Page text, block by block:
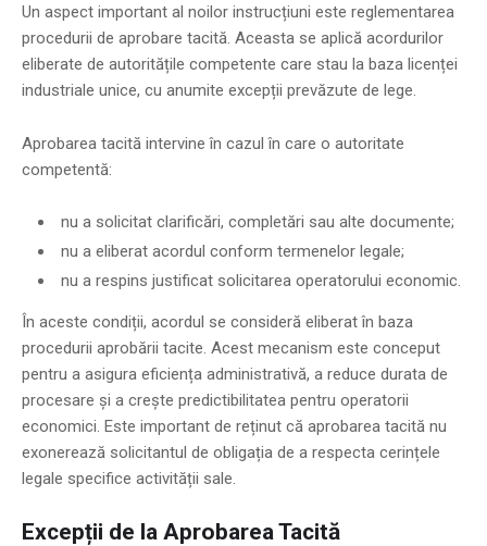
Un aspect important al noilor instrucțiuni este reglementarea
procedurii de aprobare tacită. Aceasta se aplică acordurilor
eliberate de autoritățile competente care stau la baza licenței
industriale unice, cu anumite excepții prevăzute de lege.
Aprobarea tacită intervine în cazul în care o autoritate
competentă:
nu a solicitat clarificări, completări sau alte documente;
nu a eliberat acordul conform termenelor legale;
nu a respins justificat solicitarea operatorului economic.
În aceste condiții, acordul se consideră eliberat în baza
procedurii aprobării tacite. Acest mecanism este conceput
pentru a asigura eficiența administrativă, a reduce durata de
procesare și a crește predictibilitatea pentru operatorii
economici. Este important de reținut că aprobarea tacită nu
exonerează solicitantul de obligația de a respecta cerințele
legale specifice activității sale.
Excepții de la Aprobarea Tacită